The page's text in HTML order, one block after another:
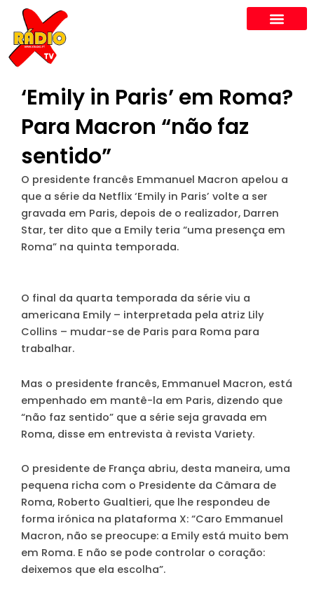
content
‘Emily in Paris’ em Roma?
Para Macron “não faz
sentido”
O presidente francês Emmanuel Macron apelou a
que a série da Netflix ‘Emily in Paris’ volte a ser
gravada em Paris, depois de o realizador, Darren
Star, ter dito que a Emily teria “uma presença em
Roma” na quinta temporada.
O final da quarta temporada da série viu a
americana Emily – interpretada pela atriz Lily
Collins – mudar-se de Paris para Roma para
trabalhar.
Mas o presidente francês, Emmanuel Macron, está
empenhado em mantê-la em Paris, dizendo que
“não faz sentido” que a série seja gravada em
Roma, disse em entrevista à revista Variety.
O presidente de França abriu, desta maneira, uma
pequena richa com o Presidente da Câmara de
Roma, Roberto Gualtieri, que lhe respondeu de
forma irónica na plataforma X: “Caro Emmanuel
Macron, não se preocupe: a Emily está muito bem
em Roma. E não se pode controlar o coração:
deixemos que ela escolha”.